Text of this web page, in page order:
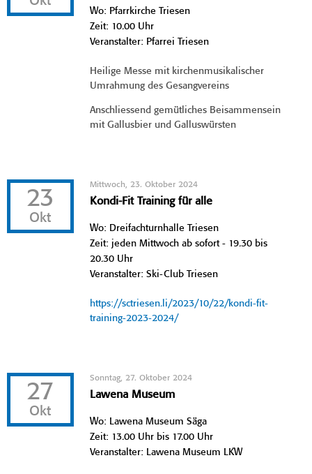
Wo: Pfarrkirche Triesen
Zeit: 10.00 Uhr
Veranstalter: Pfarrei Triesen
Heilige Messe mit kirchenmusikalischer
Umrahmung des Gesangvereins
Anschliessend gemütliches Beisammensein
mit Gallusbier und Galluswürsten
23
Okt
Mittwoch, 23. Oktober 2024
Kondi-Fit Training für alle
Wo: Dreifachturnhalle Triesen
Zeit: jeden Mittwoch ab sofort - 19.30 bis
20.30 Uhr
Veranstalter: Ski-Club Triesen
https://sctriesen.li/2023/10/22/kondi-fit-
training-2023-2024/
27
Okt
Sonntag, 27. Oktober 2024
Lawena Museum
Wo: Lawena Museum Säga
Zeit: 13.00 Uhr bis 17.00 Uhr
Veranstalter: Lawena Museum LKW